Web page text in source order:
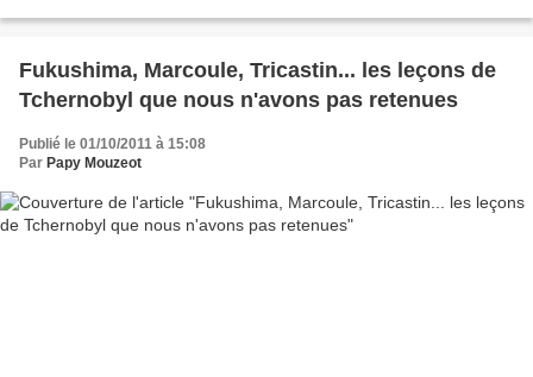
Fukushima, Marcoule, Tricastin... les leçons de
Tchernobyl que nous n'avons pas retenues
Publié le 01/10/2011 à 15:08
Par Papy Mouzeot